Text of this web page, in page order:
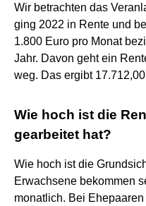
Wir betrachten das
ging 2022 in Rente und
1.800 Euro pro Monat
Jahr. Davon geht ein
weg. Das ergibt
Wie hoch ist die
gearbeitet hat?
Wie hoch ist die
Erwachsene bekommen
monatlich. Bei